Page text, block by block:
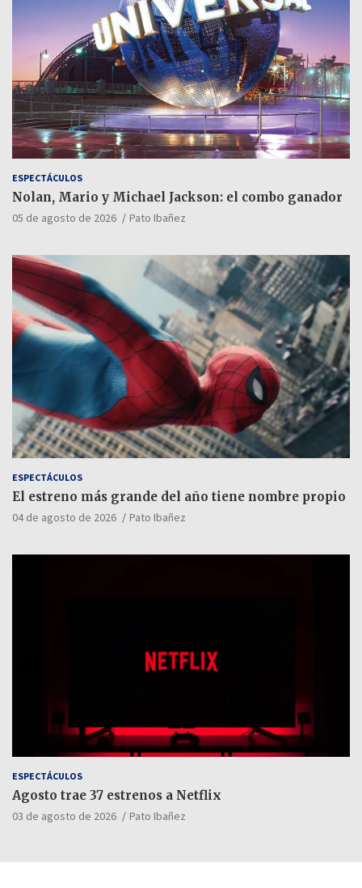
ESPECTÁCULOS
Nolan, Mario y Michael Jackson: el combo ganador
05 de agosto de 2026 Pato Ibañez
ESPECTÁCULOS
El estreno más grande del año tiene nombre propio
04 de agosto de 2026 Pato Ibañez
ESPECTÁCULOS
Agosto trae 37 estrenos a Netflix
03 de agosto de 2026 Pato Ibañez